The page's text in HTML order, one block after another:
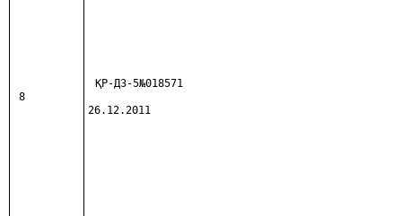
8
ҚР-ДЗ-5№018571
26.12.2011